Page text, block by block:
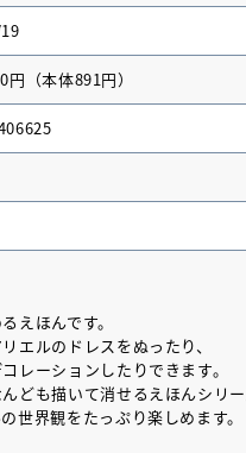
円（本体891円）
えほんです。
エルのドレスをぬったり、
レーションしたりできます。
ども描いて消せるえほんシリー
世界観をたっぷり楽しめます。
NO.６再会』（あさのあつ
ト ＃４ 2026年９月30日